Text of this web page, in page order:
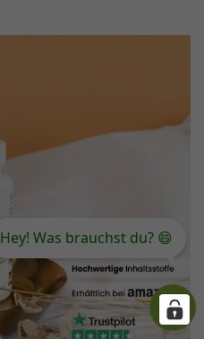
Hey! Was brauchst du? 😄